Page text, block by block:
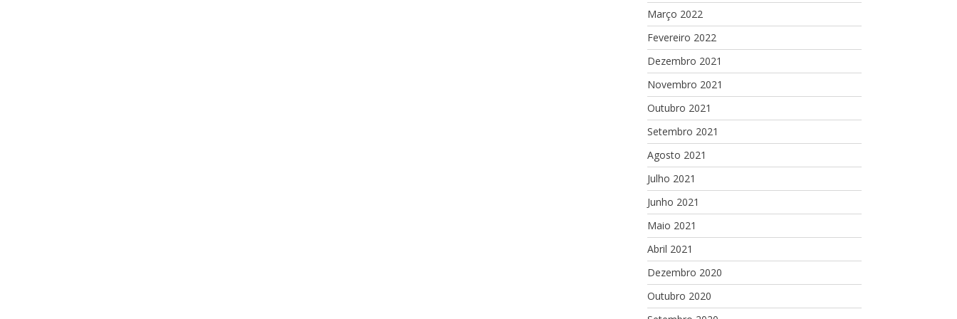
Março 2022
Fevereiro 2022
Dezembro 2021
Novembro 2021
Outubro 2021
Setembro 2021
Agosto 2021
Julho 2021
Junho 2021
Maio 2021
Abril 2021
Dezembro 2020
Outubro 2020